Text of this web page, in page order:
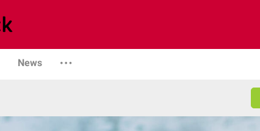
News